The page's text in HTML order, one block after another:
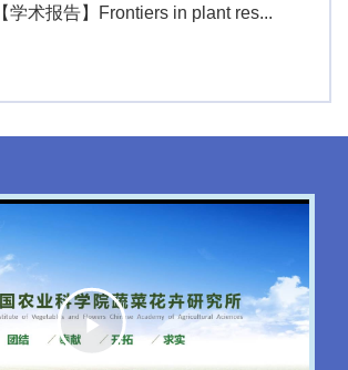
【学术报告】Frontiers in plant res...
Play